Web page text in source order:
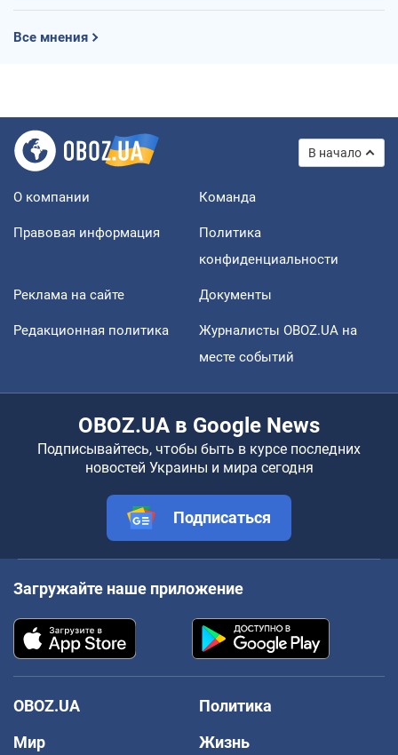
Все мнения
В начало
О компании Команда
Правовая информация
Политика
конфиденциальности
Реклама на сайте Документы
Редакционная политика
Журналисты OBOZ.UA на
месте событий
OBOZ.UA в Google News
Подписывайтесь, чтобы быть в курсе последних
новостей Украины и мира сегодня
Подписаться
Загружайте наше приложение
OBOZ.UA
Политика
Мир
Жизнь